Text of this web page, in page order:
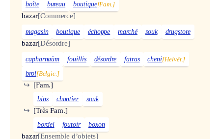
boîte bureau boutique[Fam.]
bazar[Commerce]
magasin boutique échoppe marché souk drugstore
bazar[Désordre]
capharnaüm fouillis désordre fatras cheni[Helvét.]
brol[Belgic.]
[Fam.]
↪
binz chantier souk
[Très Fam.]
↪
bordel foutoir boxon
bazar[Ensemble d’objets]